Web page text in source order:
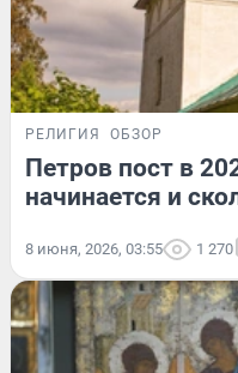
РЕЛИГИЯ ОБЗОР
Петров пост в
начинается и
8 июня, 2026, 03:55 1 270